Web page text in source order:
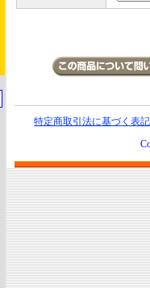
特定商取引法に基づく表記